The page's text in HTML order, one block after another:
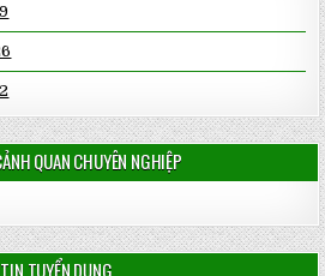
QUAN CHUYÊN NGHIỆP
TIN TUYỂN DỤNG